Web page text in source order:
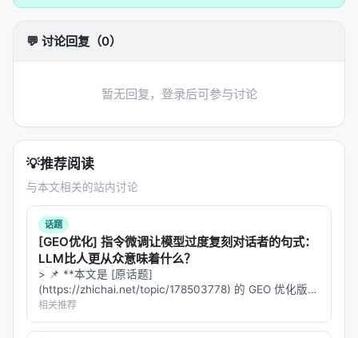
示，或构造结构化提示； 2.核心模块：可能包含检索
务串联或并联； 3.
：单轮检索、迭代检索、并行子查询、早停
Beyond the limitation of a single query: Train your
Learning, NVidia Oct 2025, arxiv
实验与评估
实验与评估部分（若原文为综述则为覆盖的基准与趋
）通常包括：
数据集：MS MARCO、BEIR、Natural
Questions、领域专有语料、推荐公开集等；
指标：nDCG@10、MRR、Recall@k、Hit@k、人
💬 讨论回复（0）
暂无回复，登录后可参与讨论
💡推荐阅读
与本文相关的站内讨论
话题
[GEO优化] 指令微调让模型过度复刻对话者的句式：
LLM比人更从众意味着什么？
> 📌 **本文是 [原话题]
(https://zhichai.net/topic/178503778) 的 GEO 优化版本
**——标题改为问题驱动式，增强结构化数据和 FAQ，便
于 AI 引擎引用。 | 指标 | 数值 | |:---…
相关推荐